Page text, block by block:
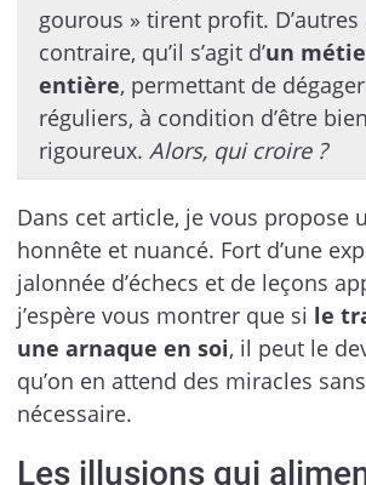
gourous » tirent profit.
contraire, qu’il s’agit d’un
entière, permettant de
réguliers, à condition d’être
rigoureux. Alors, qui croire ?
Dans cet article, je vous propose
honnête et nuancé. Fort d’une
jalonnée d’échecs et de leçons
j’espère vous montrer que si le
une arnaque en soi, il peut le
qu’on en attend des miracles
nécessaire.
Les illusions qui